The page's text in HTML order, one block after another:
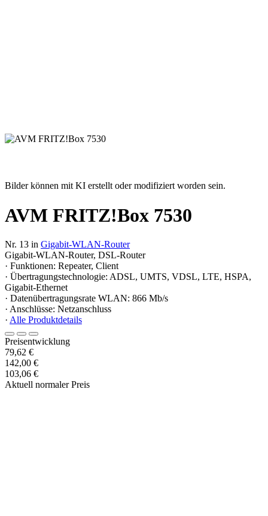
Bilder können mit KI erstellt oder modifiziert worden sein.
AVM FRITZ!Box 7530
Nr. 13 in Gigabit-WLAN-Router
Gigabit-WLAN-Router, DSL-Router
· Funktionen: Repeater, Client
· Übertragungstechnologie: ADSL, UMTS, VDSL, LTE, HSPA,
Gigabit-Ethernet
· Datenübertragungsrate WLAN: 866 Mb/s
· Anschlüsse: Netzanschluss
· Alle Produktdetails
Preisentwicklung
79,62 €
142,00 €
103,06 €
Aktuell normaler Preis